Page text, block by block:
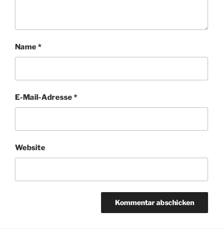
Name*
E-Mail-Adresse*
Website